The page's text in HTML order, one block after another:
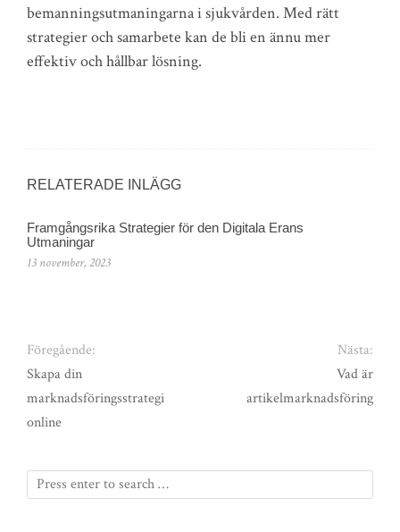
bemanningsutmaningarna i sjukvården. Med rätt
strategier och samarbete kan de bli en ännu mer
effektiv och hållbar lösning.
RELATERADE INLÄGG
Framgångsrika Strategier för den Digitala Erans
Utmaningar
13 november, 2023
Föregående:
Skapa din
marknadsföringsstrategi
online
Nästa:
Vad är
artikelmarknadsföring